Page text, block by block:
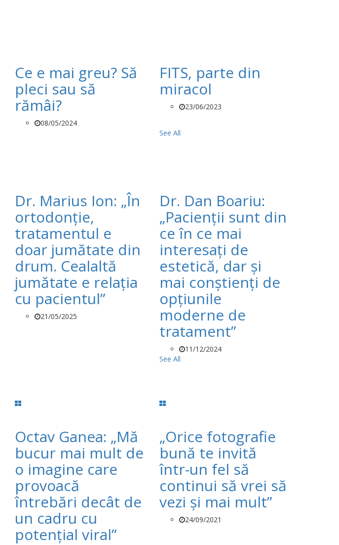
Ce e mai greu? Să
pleci sau să
rămâi?
08/05/2024
FITS, parte din
miracol
23/06/2023
See All
Dr. Marius Ion: „În
ortodonție,
tratamentul e
doar jumătate din
drum. Cealaltă
jumătate e relația
cu pacientul”
21/05/2025
Dr. Dan Boariu:
„Pacienții sunt din
ce în ce mai
interesați de
estetică, dar și
mai conștienți de
opțiunile
moderne de
tratament”
11/12/2024
See All
Octav Ganea: „Mă
bucur mai mult de
o imagine care
provoacă
întrebări decât de
un cadru cu
potenţial viral”
„Orice fotografie
bună te invită
într-un fel să
continui să vrei să
vezi și mai mult”
24/09/2021